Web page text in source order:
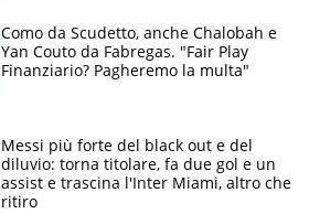
Como da Scudetto, anche Chalobah e
Yan Couto da Fabregas. "Fair Play
Finanziario? Pagheremo la multa"
Messi più forte del black out e del
diluvio: torna titolare, fa due gol e un
assist e trascina l'Inter Miami, altro che
ritiro